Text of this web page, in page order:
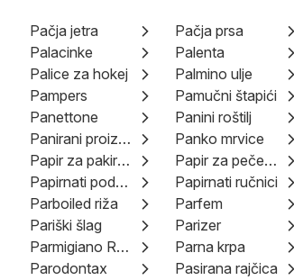
Pačja jetra Pačja prsa
Palacinke
Palenta
Palice za hokej
Palmino ulje
Pampers
Pamučni štapići
Panettone
Panini roštilj
Panirani proizvodi
Panko mrvice
Papir za pakiranje
Papir za pečenje
Papirnati podmetači
Papirnati ručnici
Parboiled riža
Parfem
Pariški šlag
Parizer
Parmigiano Reggiano
Parna krpa
Parodontax
Pasirana rajčica